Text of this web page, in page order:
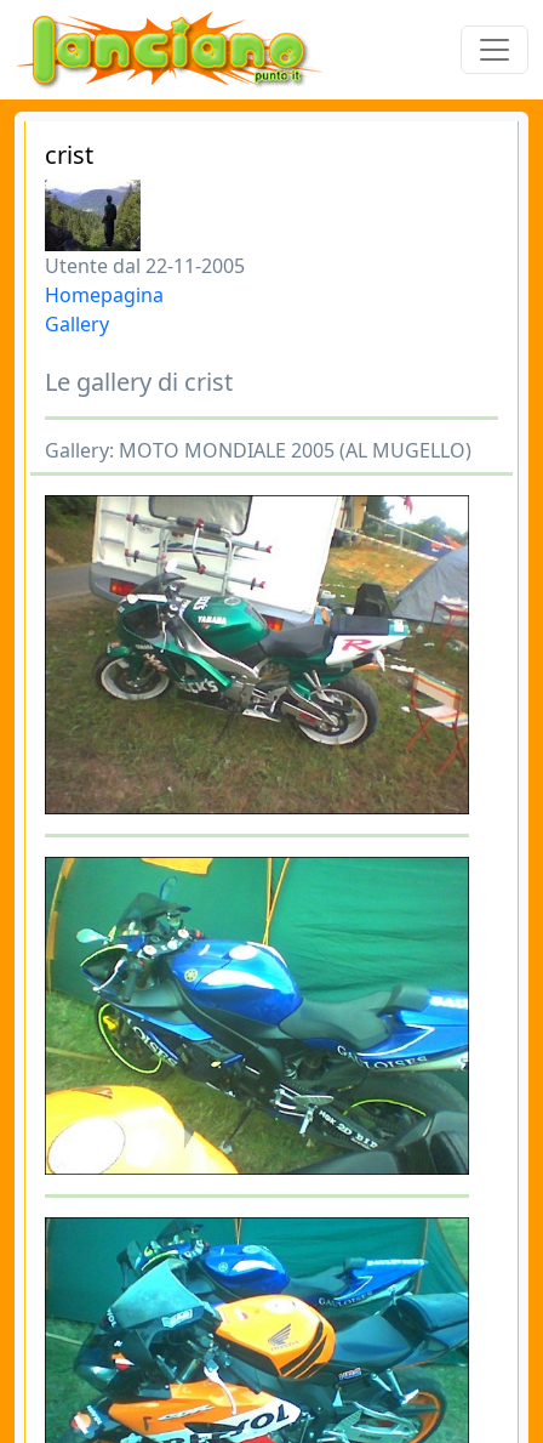
crist
Utente dal 22-11-2005
Homepagina
Gallery
Le gallery di crist
Gallery: MOTO MONDIALE 2005 (AL MUGELLO)